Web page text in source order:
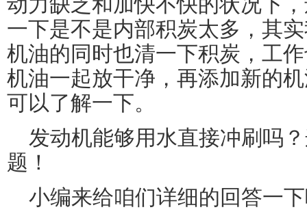
动力缺乏和加快不快的状况下
一下是不是内部积炭太多，其
机油的同时也清一下积炭，工
机油一起放干净，再添加新的
可以了解一下。
发动机能够用水直接冲刷吗
题！
小编来给咱们详细的回答一